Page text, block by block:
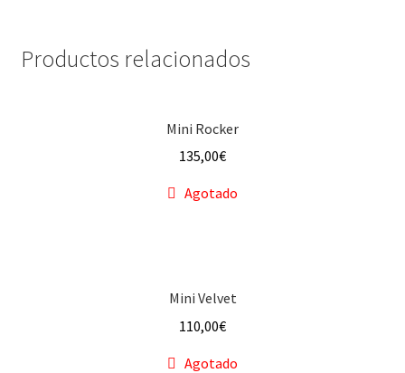
Productos relacionados
Mini Rocker
135,00€
Agotado
Mini Velvet
110,00€
Agotado